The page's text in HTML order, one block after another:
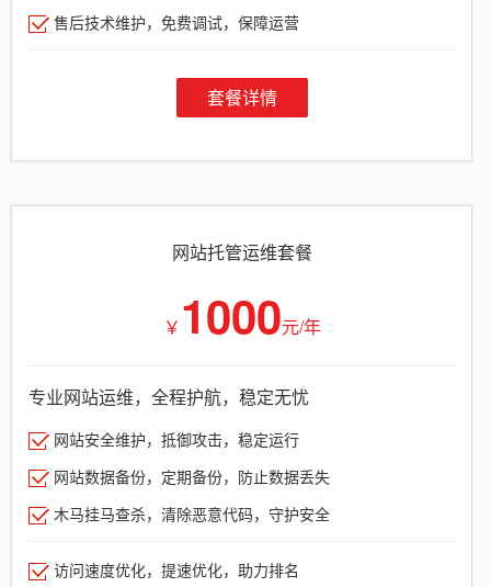
售后技术维护，免费调试，保障运营
套餐详情
网站托管运维套餐
￥ 1000元/年
专业网站运维，全程护航，稳定无忧
网站安全维护，抵御攻击，稳定运行
网站数据备份，定期备份，防止数据丢失
木马挂马查杀，清除恶意代码，守护安全
访问速度优化，提速优化，助力排名